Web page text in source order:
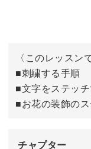
ベルトの刺繍
金色のポイン
おわりに
〈このレッスン
■刺繍する手順
■文字をステッ
■お花の装飾の
チャプター